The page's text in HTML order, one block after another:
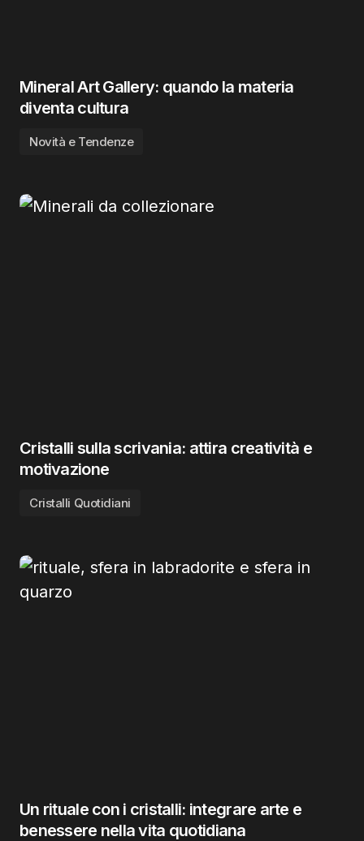
Mineral Art Gallery: quando la materia
diventa cultura
Novità e Tendenze
Cristalli sulla scrivania: attira creatività e
motivazione
Cristalli Quotidiani
Un rituale con i cristalli: integrare arte e
benessere nella vita quotidiana